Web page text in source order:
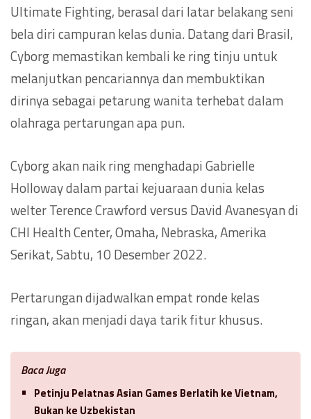
Ultimate Fighting, berasal dari latar belakang seni
bela diri campuran kelas dunia. Datang dari Brasil,
Cyborg memastikan kembali ke ring tinju untuk
melanjutkan pencariannya dan membuktikan
dirinya sebagai petarung wanita terhebat dalam
olahraga pertarungan apa pun.
Cyborg akan naik ring menghadapi Gabrielle
Holloway dalam partai kejuaraan dunia kelas
welter Terence Crawford versus David Avanesyan di
CHI Health Center, Omaha, Nebraska, Amerika
Serikat, Sabtu, 10 Desember 2022.
Pertarungan dijadwalkan empat ronde kelas
ringan, akan menjadi daya tarik fitur khusus.
Baca Juga
Petinju Pelatnas Asian Games Berlatih ke Vietnam,
Bukan ke Uzbekistan